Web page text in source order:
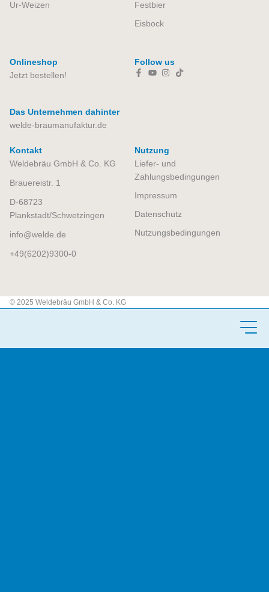
Ur-Weizen
Festbier
Eisbock
Onlineshop
Jetzt bestellen!
Follow us
Das Unternehmen dahinter
welde-braumanufaktur.de
Kontakt
Weldebräu GmbH & Co. KG
Brauereistr. 1
D-68723
Plankstadt/Schwetzingen
info
welde.de
+49(6202)9300-0
Nutzung
Liefer- und
Zahlungsbedingungen
Impressum
Datenschutz
Nutzungsbedingungen​
© 2025 Weldebräu GmbH & Co. KG